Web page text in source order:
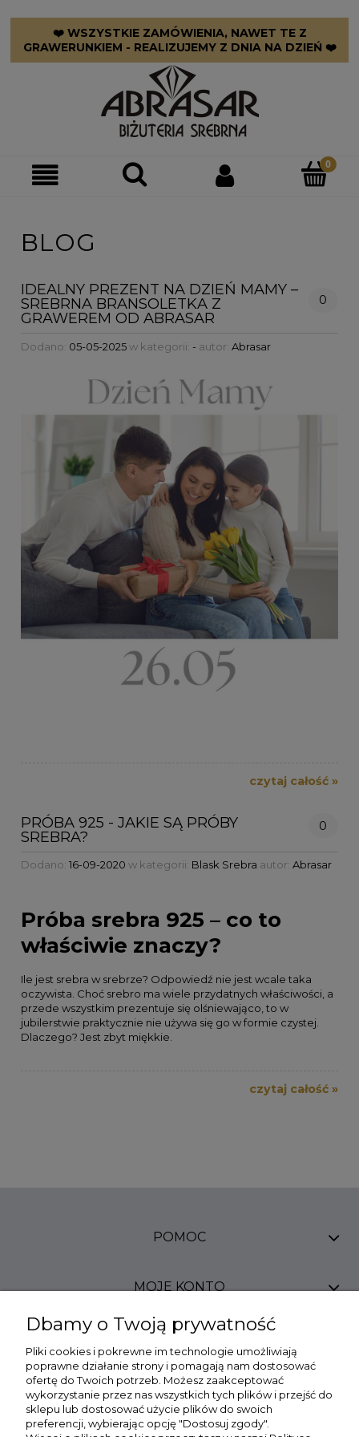
❤️ WSZYSTKIE ZAMÓWIENIA, NAWET TE Z
GRAWERUNKIEM - REALIZUJEMY Z DNIA NA DZIEŃ ❤️
BLOG
IDEALNY PREZENT NA DZIEŃ MAMY –
SREBRNA BRANSOLETKA Z
GRAWEREM OD ABRASAR
0
Dodano: 05-05-2025w kategorii: - autor: Abrasar
czytaj całość »
PRÓBA 925 - JAKIE SĄ PRÓBY
SREBRA?
0
Dodano: 16-09-2020 w kategorii: Blask Srebra autor: Abrasar
Próba srebra 925 – co to
właściwie znaczy?
Ile jest srebra w srebrze? Odpowiedź nie jest wcale taka
oczywista. Choć srebro ma wiele przydatnych właściwości, a
przede wszystkim prezentuje się olśniewająco, to w
jubilerstwie praktycznie nie używa się go w formie czystej.
Dlaczego? Jest zbyt miękkie.
czytaj całość »
POMOC
MOJE KONTO
PŁATNOŚCI I DOSTAWA
INFORMACJE
Dbamy o Twoją prywatność
Pliki cookies i pokrewne im technologie umożliwiają
poprawne działanie strony i pomagają nam dostosować
ofertę do Twoich potrzeb. Możesz zaakceptować
wykorzystanie przez nas wszystkich tych plików i przejść do
sklepu lub dostosować użycie plików do swoich
preferencji, wybierając opcję "Dostosuj zgody".